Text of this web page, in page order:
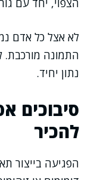
הצפוי, יחד עם
לא אצל כל אדם
התמונה מורכבת.
נתון יחיד.
סיבוכים
להכיר
הפגיעה בייצור